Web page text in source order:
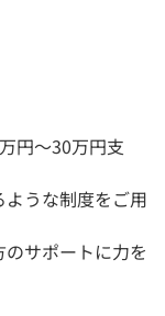
円～30万円支
うな制度をご用
サポートに力を